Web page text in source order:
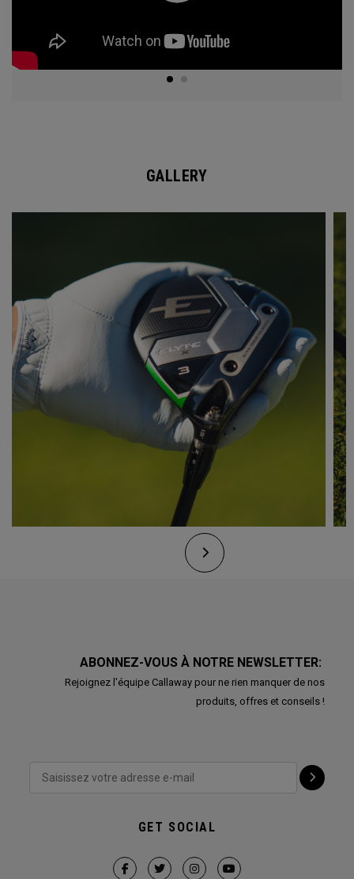
GALLERY
ABONNEZ-VOUS À NOTRE NEWSLETTER:
Rejoignez l'équipe Callaway pour ne rien manquer de nos
produits, offres et conseils !
GET SOCIAL